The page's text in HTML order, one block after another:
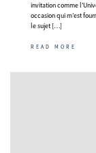
invitation comme
occasion qui m’est
le sujet […]
READ MORE